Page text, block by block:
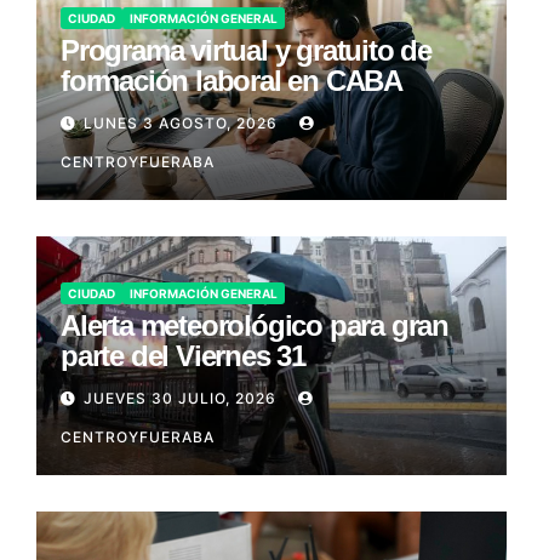
CIUDAD INFORMACIÓN GENERAL
Programa virtual y gratuito de
formación laboral en CABA
LUNES 3 AGOSTO, 2026
CENTROYFUERABA
CIUDAD INFORMACIÓN GENERAL
Alerta meteorológico para gran
parte del Viernes 31
JUEVES 30 JULIO, 2026
CENTROYFUERABA